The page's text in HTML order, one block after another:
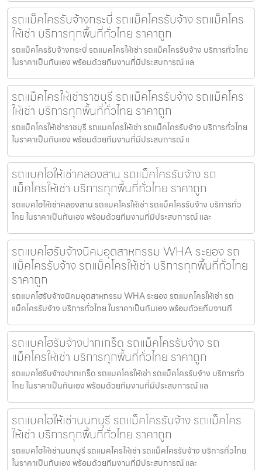
รถแม็คโครรับจ้างกระบี่ รถแม็คโครรับจ้าง รถแม็คโคร
ให้เช่า บริการทุกพื้นที่ทั่วไทย ราคาถูก
รถแม็คโครรับจ้างกระบี่ รถแมคโครให้เช่า รถแม็คโครรับจ้าง บริการทั่วไทย
ในราคาเป็นกันเอง พร้อมด้วยทีมงานที่มีประสบการณ์ แล
รถแม็คโครให้เช่าราชบุรี รถแม็คโครรับจ้าง รถแม็คโคร
ให้เช่า บริการทุกพื้นที่ทั่วไทย ราคาถูก
รถแม็คโครให้เช่าราชบุรี รถแมคโครให้เช่า รถแม็คโครรับจ้าง บริการทั่วไทย
ในราคาเป็นกันเอง พร้อมด้วยทีมงานที่มีประสบการณ์ แ
รถแบคโฮให้เช่าคลองสาน รถแม็คโครรับจ้าง รถ
แม็คโครให้เช่า บริการทุกพื้นที่ทั่วไทย ราคาถูก
รถแบคโฮให้เช่าคลองสาน รถแมคโครให้เช่า รถแม็คโครรับจ้าง บริการทั่ว
ไทย ในราคาเป็นกันเอง พร้อมด้วยทีมงานที่มีประสบการณ์ และ
รถแบคโฮรับจ้างนิคมอุตสาหกรรม WHA ระยอง รถ
แม็คโครรับจ้าง รถแม็คโครให้เช่า บริการทุกพื้นที่ทั่วไทย
ราคาถูก
รถแบคโฮรับจ้างนิคมอุตสาหกรรม WHA ระยอง รถแมคโครให้เช่า รถ
แม็คโครรับจ้าง บริการทั่วไทย ในราคาเป็นกันเอง พร้อมด้วยทีมงานที
รถแบคโฮรับจ้างปากเกร็ด รถแม็คโครรับจ้าง รถ
แม็คโครให้เช่า บริการทุกพื้นที่ทั่วไทย ราคาถูก
รถแบคโฮรับจ้างปากเกร็ด รถแมคโครให้เช่า รถแม็คโครรับจ้าง บริการทั่ว
ไทย ในราคาเป็นกันเอง พร้อมด้วยทีมงานที่มีประสบการณ์ แล
รถแบคโฮให้เช่านนทบุรี รถแม็คโครรับจ้าง รถแม็คโคร
ให้เช่า บริการทุกพื้นที่ทั่วไทย ราคาถูก
รถแบคโฮให้เช่านนทบุรี รถแมคโครให้เช่า รถแม็คโครรับจ้าง บริการทั่วไทย
ในราคาเป็นกันเอง พร้อมด้วยทีมงานที่มีประสบการณ์ และ